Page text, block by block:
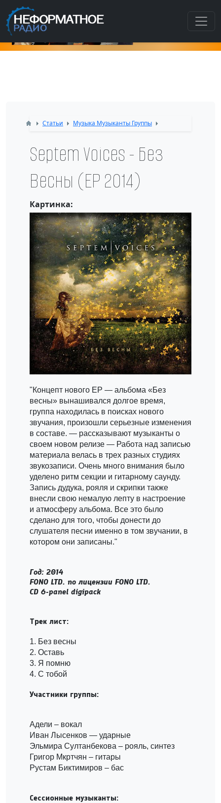
Как попасть в этот раздел???
Статьи Музыка Музыканты Группы
Septem Voices - Без
Весны (ЕР 2014)
Картинка:
"Концепт нового EP — альбома «Без
весны» вынашивался долгое время,
группа находилась в поисках нового
звучания, произошли серьезные изменения
в составе. — рассказывают музыканты о
своем новом релизе — Работа над записью
материала велась в трех разных студиях
звукозаписи. Очень много внимания было
уделено ритм секции и гитарному саунду.
Запись дудука, рояля и скрипки также
внесли свою немалую лепту в настроение
и атмосферу альбома. Все это было
сделано для того, чтобы донести до
слушателя песни именно в том звучании, в
котором они записаны."
Год: 2014
FONO LTD. по лицензии FONO LTD.
CD 6-panel digipack
Трек лист:
1. Без весны
2. Оставь
3. Я помню
4. С тобой
Участники группы:
Адели – вокал
Иван Лысенков — ударные
Эльмира Султанбекова – рояль, синтез
Григор Мкртчян – гитары
Рустам Биктимиров – бас
Сессионные музыканты: